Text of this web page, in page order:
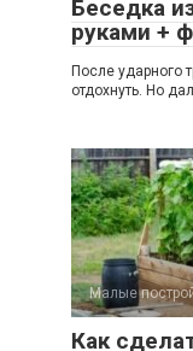
Беседка
руками +
После ударного
отдохнуть. Но
Малые
Как